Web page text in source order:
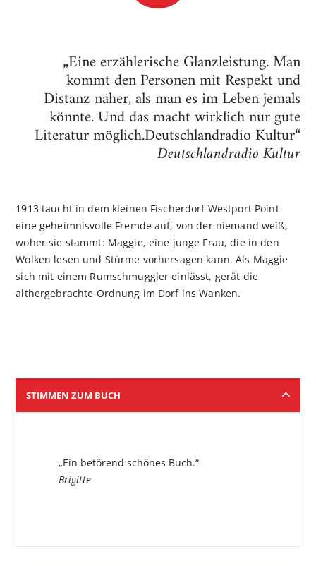
„Eine erzählerische Glanzleistung. Man
kommt den Personen mit Respekt und
Distanz näher, als man es im Leben jemals
könnte. Und das macht wirklich nur gute
Literatur möglich.Deutschlandradio Kultur“
Deutschlandradio Kultur
1913 taucht in dem kleinen Fischerdorf Westport Point
eine geheimnisvolle Fremde auf, von der niemand weiß,
woher sie stammt: Maggie, eine junge Frau, die in den
Wolken lesen und Stürme vorhersagen kann. Als Maggie
sich mit einem Rumschmuggler einlässt, gerät die
althergebrachte Ordnung im Dorf ins Wanken.
STIMMEN ZUM BUCH
„Ein betörend schönes Buch.“
Brigitte